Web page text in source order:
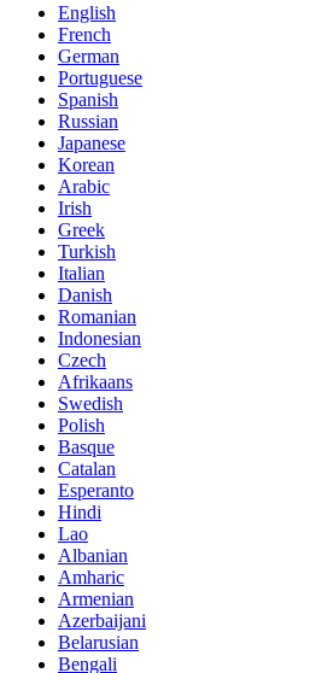
English
French
German
Portuguese
Spanish
Russian
Japanese
Korean
Arabic
Irish
Greek
Turkish
Italian
Danish
Romanian
Indonesian
Czech
Afrikaans
Swedish
Polish
Basque
Catalan
Esperanto
Hindi
Lao
Albanian
Amharic
Armenian
Azerbaijani
Belarusian
Bengali